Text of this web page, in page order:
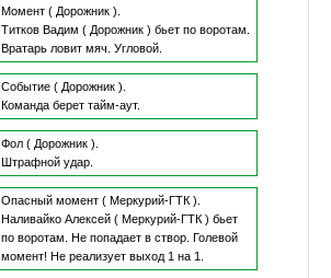
Момент ( Дорожник ).
Титков Вадим ( Дорожник ) бьет по воротам.
Вратарь ловит мяч. Угловой.
Событие ( Дорожник ).
Команда берет тайм-аут.
Фол ( Дорожник ).
Штрафной удар.
Опасный момент ( Меркурий-ГТК ).
Наливайко Алексей( Меркурий-ГТК ) бьет
по воротам.
Не попадает в створ.
Голевой
момент! Не реализует выход 1 на 1.